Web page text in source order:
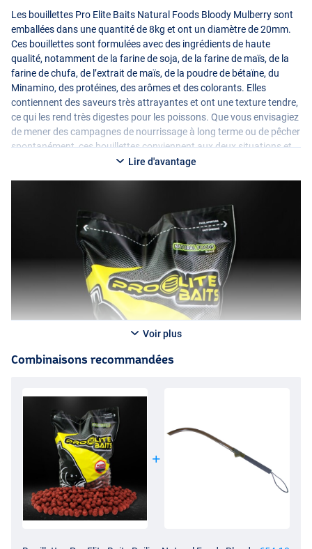
Les bouillettes Pro Elite Baits Natural Foods Bloody Mulberry sont
emballées dans une quantité de 8kg et ont un diamètre de 20mm.
Ces bouillettes sont formulées avec des ingrédients de haute
qualité, notamment de la farine de soja, de la farine de maïs, de la
farine de chufa, de l’extrait de maïs, de la poudre de bétaïne, du
Minamino, des protéines, des arômes et des colorants. Elles
contiennent des saveurs très attrayantes et ont une texture tendre,
ce qui les rend très digestes pour les poissons. Que vous envisagiez
de mener des campagnes de nourrissage à long terme ou de pêcher
spontanément, ces bouillettes conviennent aux deux situations et
peuvent contribuer à des prises fructueuses.
Lire d'avantage
Voir plus
Combinaisons recommandées